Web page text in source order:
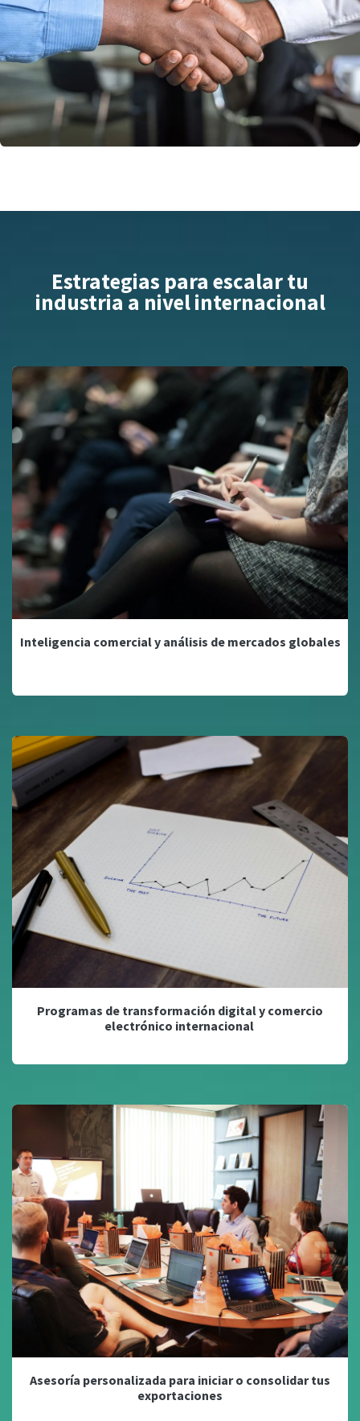
Estrategias para escalar tu
industria a nivel internacional
Inteligencia comercial y análisis de mercados globales
Programas de transformación digital y comercio
electrónico internacional
Asesoría personalizada para iniciar o consolidar tus
exportaciones